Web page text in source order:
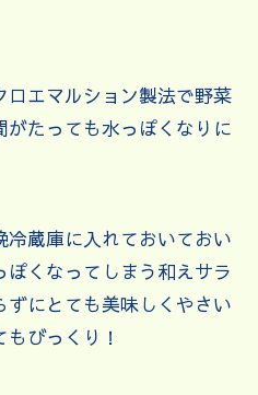
エマルション製法で野菜
たっても水っぽくなりに
蔵庫に入れておいておい
くなってしまう和えサラ
にとても美味しくやさい
びっくり！